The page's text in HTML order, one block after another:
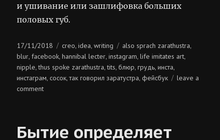
и ушивание или зашлифовка больших
половых губ.
Posted
on
17/11/2018 Categories
creo,idea,writing Tags
also sprach zarathustra,
blur,facebook,hannibal lecter,instagram,life imitates art,
nipple,thus spoke zarathustra,tits,блюр,грудь,инста,
инстаграм,сосок,так говорил заратустра,фейсбук
leave a
commenton
лектер
Бытие определяет